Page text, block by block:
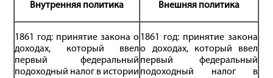
Внутренняя политика Внешняя политика
1861 год: принятие закона о
доходах, который ввел
первый федеральный
подоходный налог в истории
1861 год: принятие закона
о доходах, который ввел
первый федеральный
подоходный налог в